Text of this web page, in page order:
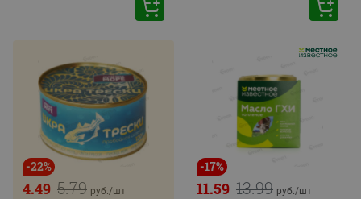
-22%
5.79
4.49 руб./шт
-17%
13.99
11.59 руб./шт